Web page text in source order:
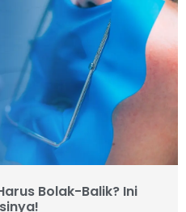
Bolak-Balik? Ini